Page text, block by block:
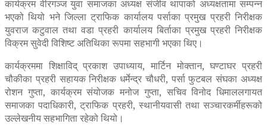
कार्यक्रम वीरगञ्ज युवा समाजका अध्यक्ष संजीव थापाको अध्यक्षतामा सम्पन्न
भएको थियो भने जिल्ला ट्राफिक कार्यालय पर्साका प्रमुख प्रहरी निरीक्षक
युवराज कटुवाल तथा वडा प्रहरी कार्यालय बिर्ताका प्रमुख प्रहरी निरीक्षक
विक्रम सुवेदी विशिष्ट अतिथिका रूपमा सहभागी भएका थिए।
कार्यक्रममा शिक्षाविद् प्रकाश उपाध्याय, मार्टिन मोक्तान, घण्टाघर प्रहरी
चौकीका प्रहरी सहायक निरीक्षक धर्मेन्द्र चौधरी, पर्सा फुटबल संघका अध्यक्ष
रोशन गुप्ता, कार्यक्रम संयोजक मनोज गुप्ता, सचिव विनोद धिमाललगायत
समाजका पदाधिकारी, ट्राफिक प्रहरी, स्थानीयवासी तथा सञ्चारकर्मीहरूको
उल्लेखनीय सहभागिता रहेको थियो।